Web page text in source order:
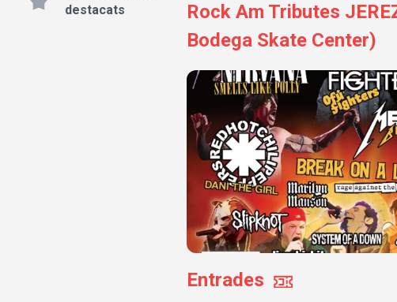
destacats
Rock Am Tributes
Bodega Skate Center)
Entrades